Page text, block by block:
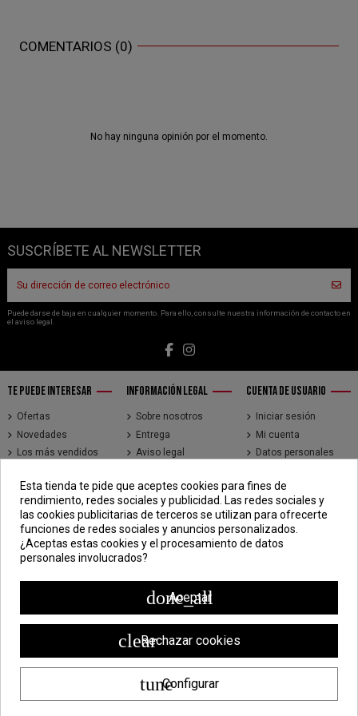
COMENTARIOS (0)
No hay ninguna opinión por el momento.
SUSCRÍBETE AL NEWSLETTER
Puede darse de baja en cualquier momento. Para ello, consulte nuestra información de contacto en
el aviso legal.
TE PUEDE INTERESAR
Ofertas
Novedades
Los más vendidos
INFORMACIÓN LEGAL
Sobre nosotros
Entrega
Aviso legal
condiciones de uso
Pago seguro
CUENTA DE USUARIO
Iniciar sesión
Mi cuenta
Datos personales
Direcciones
Seguimiento de
pedidos de clientes
invitados
CONTÁCTENOS
CDV - Componentes Diesel Vidal
Jr. 3 de Febrero 1390, Lima 15018
998 304 695 | 988 338 835
ventas@componentesdieselvidal.com
Esta tienda te pide que aceptes cookies para fines de
rendimiento, redes sociales y publicidad. Las redes sociales y
las cookies publicitarias de terceros se utilizan para ofrecerte
funciones de redes sociales y anuncios personalizados.
¿Aceptas estas cookies y el procesamiento de datos
personales involucrados?
done_all
Aceptar
clearRechazar cookies
tuneConfigurar